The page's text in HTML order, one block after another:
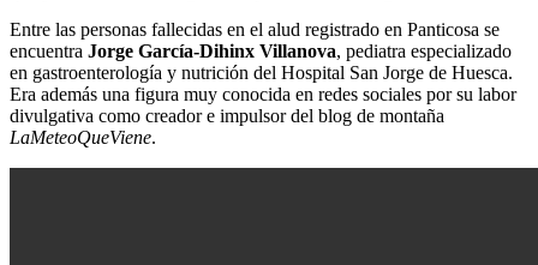
Entre las personas fallecidas en el alud registrado en Panticosa se
encuentra Jorge García-Dihinx Villanova, pediatra especializado
en gastroenterología y nutrición del Hospital San Jorge de Huesca.
Era además una figura muy conocida en redes sociales por su labor
divulgativa como creador e impulsor del blog de montaña
LaMeteoQueViene.